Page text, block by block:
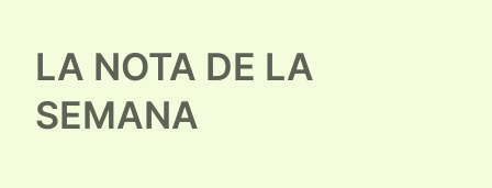
LA NOTA DE LA
SEMANA